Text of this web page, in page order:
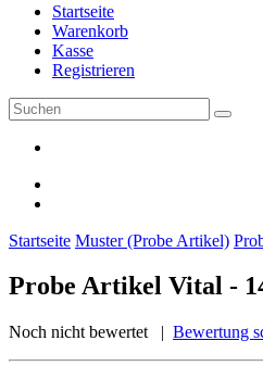
Startseite
Warenkorb
Kasse
Registrieren
Startseite Muster (Probe Artikel)
Probe Artikel Vital -
Noch nicht bewertet | Bewertung